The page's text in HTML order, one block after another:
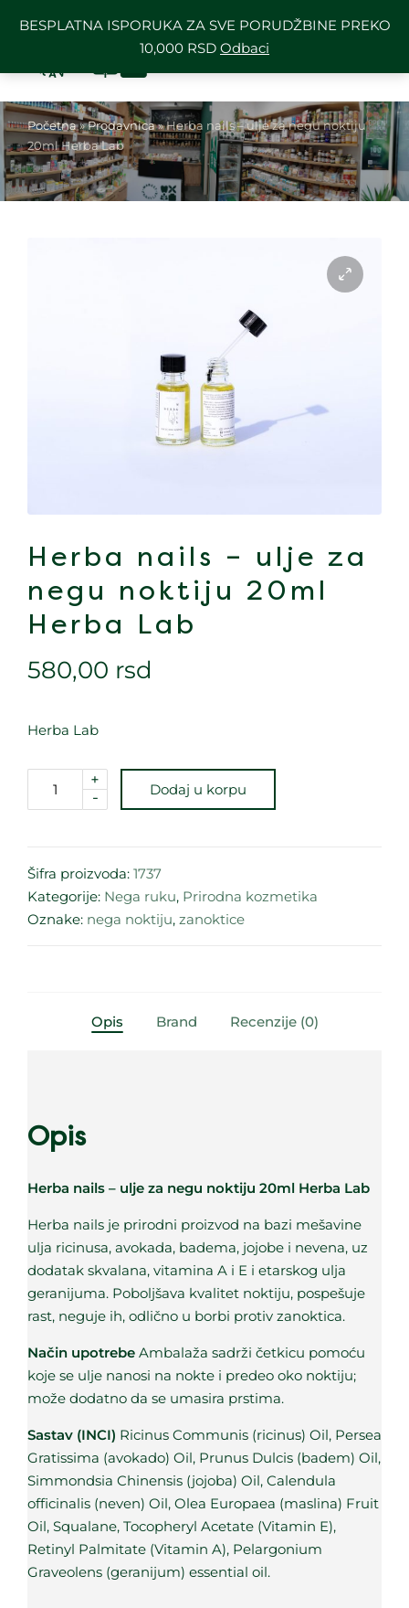
BESPLATNA ISPORUKA ZA SVE PORUDŽBINE PREKO
10,000 RSD Odbaci
Početna»Prodavnica»Herba nails – ulje za negu noktiju
20ml Herba Lab
Herba nails – ulje za
negu noktiju 20ml
Herba Lab
580,00 rsd
Herba Lab
-
+
Dodaj u korpu
Šifra proizvoda: 1737
Kategorije: Nega ruku, Prirodna kozmetika
Oznake: nega noktiju, zanoktice
Opis Brand Recenzije (0)
Opis
Herba nails – ulje za negu noktiju 20ml Herba Lab
Herba nails je prirodni proizvod na bazi mešavine
ulja ricinusa, avokada, badema, jojobe i nevena, uz
dodatak skvalana, vitamina A i E i etarskog ulja
geranijuma. Poboljšava kvalitet noktiju, pospešuje
rast, neguje ih, odlično u borbi protiv zanoktica.
Način upotrebe Ambalaža sadrži četkicu pomoću
koje se ulje nanosi na nokte i predeo oko noktiju;
može dodatno da se umasira prstima.
Sastav (INCI) Ricinus Communis (ricinus) Oil, Persea
Gratissima (avokado) Oil, Prunus Dulcis (badem) Oil,
Simmondsia Chinensis (jojoba) Oil, Calendula
officinalis (neven) Oil, Olea Europaea (maslina) Fruit
Oil, Squalane, Tocopheryl Acetate (Vitamin E),
Retinyl Palmitate (Vitamin A), Pelargonium
Graveolens (geranijum) essential oil.